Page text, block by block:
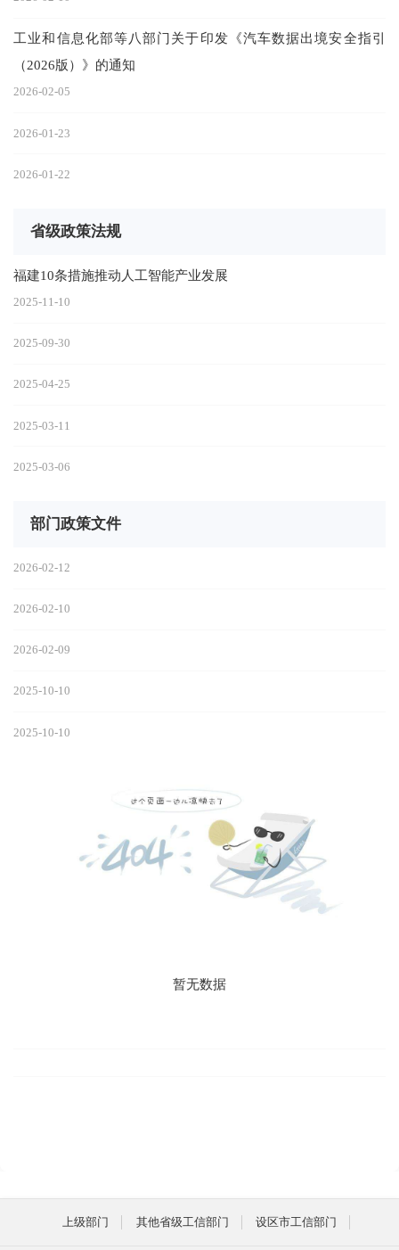
工业和信息化部等八部门关于印发《汽车数据出境安全指引
（2026版）》的通知
2026-02-05
2026-01-23
2026-01-22
省级政策法规
福建10条措施推动人工智能产业发展
2025-11-10
2025-09-30
2025-04-25
2025-03-11
2025-03-06
部门政策文件
2026-02-12
2026-02-10
2026-02-09
2025-10-10
2025-10-10
暂无数据
上级部门 其他省级工信部门 设区市工信部门